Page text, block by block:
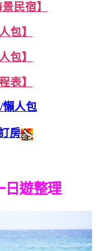
民宿】
包】
包】
表】
懶人包
房
日遊整理